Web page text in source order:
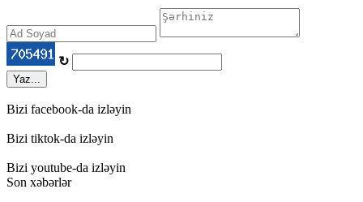
↻
Yaz...
Bizi facebook-da izləyin
Bizi tiktok-da izləyin
Bizi youtube-da izləyin
Son xəbərlər